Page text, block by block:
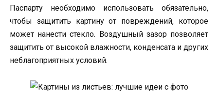
Паспарту необходимо использовать обязательно,
чтобы защитить картину от повреждений, которое
может нанести стекло. Воздушный зазор позволяет
защитить от высокой влажности, конденсата и других
неблагоприятных условий.